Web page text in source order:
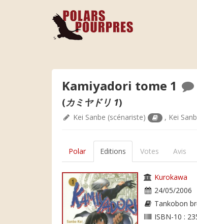
Kamiyadori tome 1
(カミヤドリ 1)
Kei Sanbe (scénariste) , Kei
Polar Editions Votes Avis
Kurokawa
24/05/2006
Tankobon
ISBN-10 :